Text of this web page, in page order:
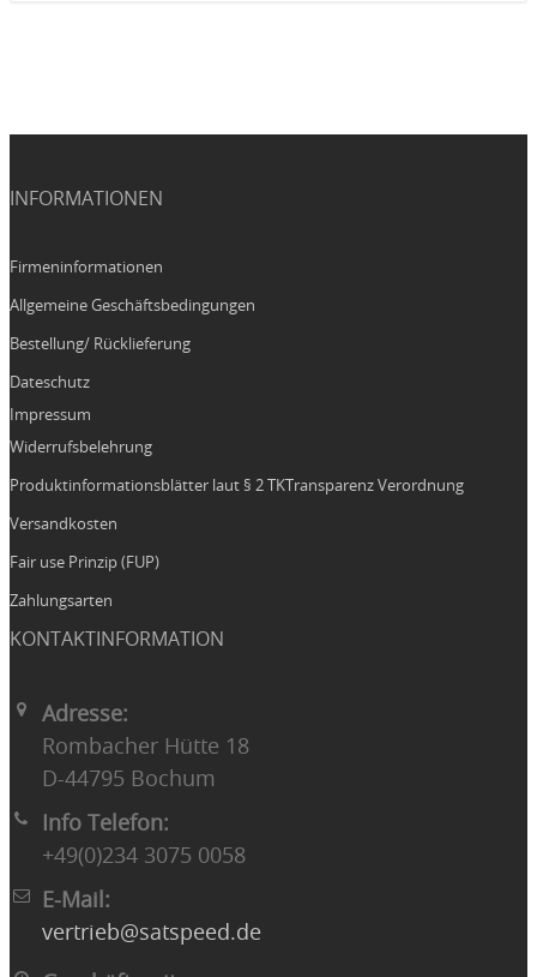
INFORMATIONEN
Firmeninformationen
Allgemeine Geschäftsbedingungen
Bestellung/ Rücklieferung
Dateschutz
Impressum
Widerrufsbelehrung
Produktinformationsblätter laut § 2 TKTransparenz Verordnung
Versandkosten
Fair use Prinzip (FUP)
Zahlungsarten
KONTAKTINFORMATION
Adresse:
Rombacher Hütte 18
D-44795 Bochum
Info Telefon:
+49(0)234 3075 0058
E-Mail:
vertrieb@satspeed.de